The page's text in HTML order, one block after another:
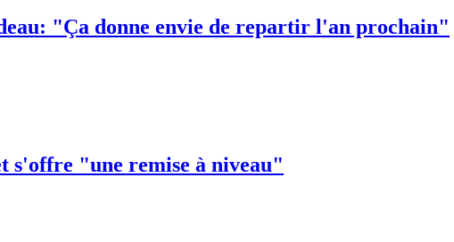
"Ça donne envie de repartir l'an prochain"
s'offre "une remise à niveau"